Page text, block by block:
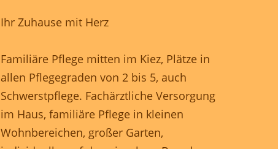
Ihr Zuhause mit Herz
Familiäre Pflege mitten im Kiez, Plätze in
allen Pflegegraden von 2 bis 5, auch
Schwerstpflege. Fachärztliche Versorgung
im Haus, familiäre Pflege in kleinen
Wohnbereichen, großer Garten,